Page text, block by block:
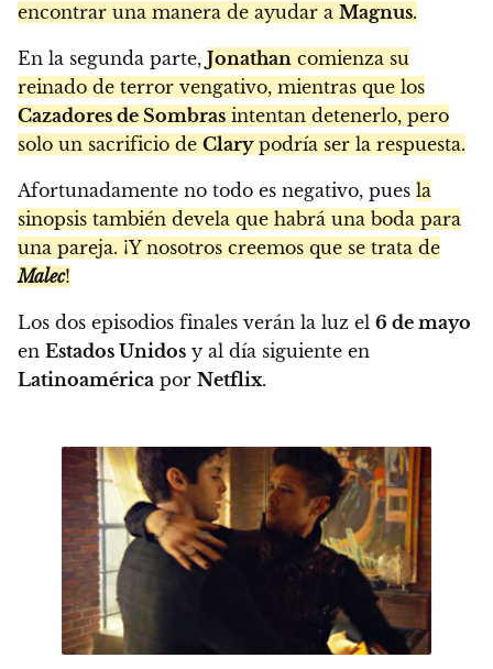
encontrar una manera de ayudar a Magnus.
En la segunda parte, Jonathan comienza su
reinado de terror vengativo, mientras que los
Cazadores de Sombras intentan detenerlo, pero
solo un sacrificio de Clarypodría ser la respuesta.
Afortunadamente no todo es negativo, pues la
sinopsis también devela que habrá una boda para
una pareja. ¡Y nosotros creemos que se trata de
Malec!
Los dos episodios finales verán la luz el 6 de mayo
en Estados Unidos y al día siguiente en
Latinoamérica por Netflix.